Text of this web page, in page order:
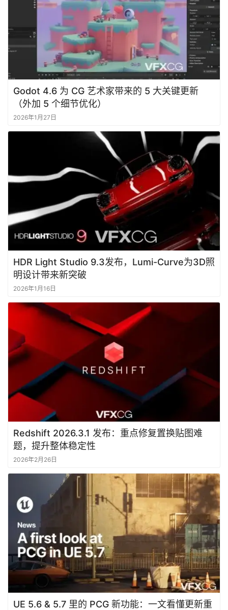
Godot 4.6 为 CG 艺术家带来的 5 大关键更新
（外加 5 个细节优化）
2026年1月27日
HDR Light Studio 9.3发布，Lumi-Curve为3D照
明设计带来新突破
2026年1月16日
Redshift 2026.3.1 发布：重点修复置换贴图难
题，提升整体稳定性
2026年2月26日
UE 5.6 & 5.7 里的 PCG 新功能：一文看懂更新重